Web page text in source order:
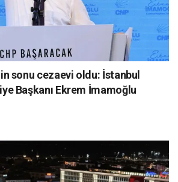
sonu cezaevi oldu: İstanbul
Başkanı Ekrem İmamoğlu